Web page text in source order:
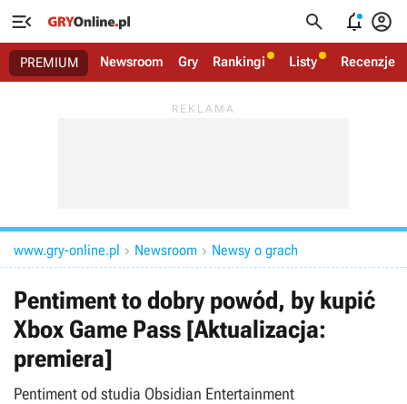
   
PREMIUM Newsroom Gry Rankingi Listy Recenzje
www.gry-online.pl  Newsroom  Newsy o grach
Pentiment to dobry powód, by kupić
Xbox Game Pass [Aktualizacja:
premiera]
Pentiment od studia Obsidian Entertainment